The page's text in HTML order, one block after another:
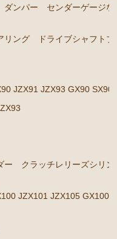
ンダー クラッチレリ
キット など）
ンアーム アイドラー
）
ールジョイント アー
ー ダンパー センダ
ンパー センダーゲージな
リング ドライブシャフトブ
JZX91 JZX93 GX90 SX90
ー クラッチレリーズシリン
JZX101 JZX105 GX100